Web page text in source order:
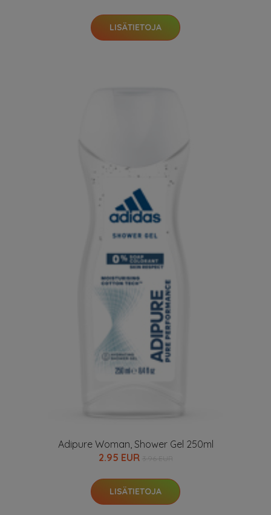
LISÄTIETOJA
Adipure Woman, Shower Gel 250ml
2.95 EUR
LISÄTIETOJA